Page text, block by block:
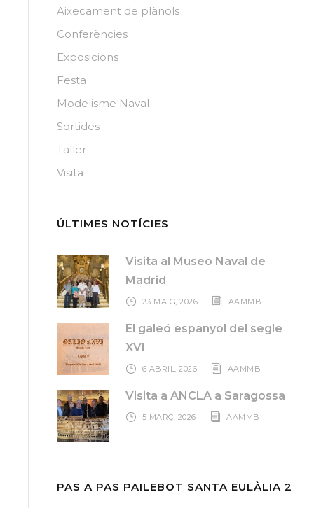
Aixecament de plànols
Conferències
Exposicions
Festa
Modelisme Naval
Sortides
Taller
Visita
ÚLTIMES NOTÍCIES
Visita al Museo Naval de
Madrid
23 MAIG, 2026 AAMMB
El galeó espanyol del segle
XVI
6 ABRIL, 2026 AAMMB
Visita a ANCLA a Saragossa
5 MARÇ, 2026 AAMMB
PAS A PAS PAILEBOT SANTA EULÀLIA 2